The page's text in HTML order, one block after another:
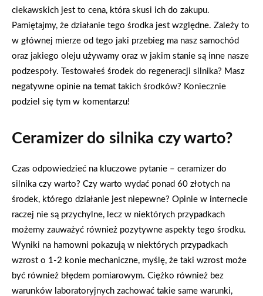
ciekawskich jest to cena, która skusi ich do zakupu.
Pamiętajmy, że działanie tego środka jest względne. Zależy to
w głównej mierze od tego jaki przebieg ma nasz samochód
oraz jakiego oleju używamy oraz w jakim stanie są inne nasze
podzespoły. Testowałeś środek do regeneracji silnika? Masz
negatywne opinie na temat takich środków? Koniecznie
podziel się tym w komentarzu!
Ceramizer do silnika czy warto?
Czas odpowiedzieć na kluczowe pytanie – ceramizer do
silnika czy warto? Czy warto wydać ponad 60 złotych na
środek, którego działanie jest niepewne? Opinie w internecie
raczej nie są przychylne, lecz w niektórych przypadkach
możemy zauważyć również pozytywne aspekty tego środku.
Wyniki na hamowni pokazują w niektórych przypadkach
wzrost o 1-2 konie mechaniczne, myślę, że taki wzrost może
być również błędem pomiarowym. Ciężko również bez
warunków laboratoryjnych zachować takie same warunki,